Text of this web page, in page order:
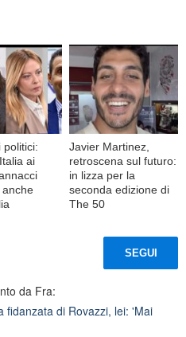
politici:
ai
anche
Javier Martinez,
retroscena sul futuro:
in lizza per la
seconda edizione di
The 50
SEGUI
da Fra:
fidanzata di Rovazzi, lei: 'Mai